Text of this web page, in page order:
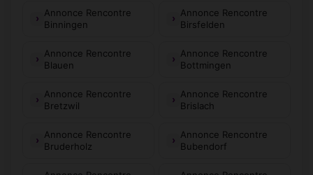
Annonce Rencontre
Binningen
Annonce Rencontre
Birsfelden
Annonce Rencontre
Blauen
Annonce Rencontre
Bottmingen
Annonce Rencontre
Bretzwil
Annonce Rencontre
Brislach
Annonce Rencontre
Bruderholz
Annonce Rencontre
Bubendorf